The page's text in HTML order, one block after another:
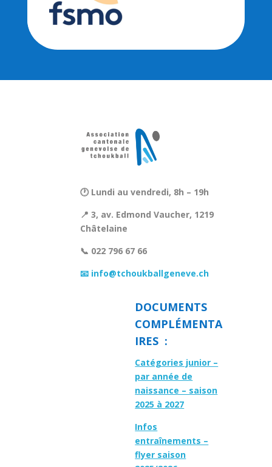
🕐 Lundi au vendredi, 8h – 19h
📍 3, av. Edmond Vaucher, 1219
Châtelaine
📞 022 796 67 66
📧 info@tchoukballgeneve.ch
DOCUMENTS
COMPLÉMENTA
IRES :
Catégories junior –
par année de
naissance – saison
2025 à 2027
Infos
entraînements –
flyer saison